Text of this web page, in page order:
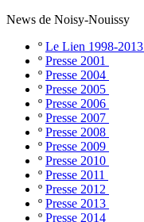
News de Noisy-Nouissy
º Le Lien 1998-2013
º Presse 2001
º Presse 2004
º Presse 2005
º Presse 2006
º Presse 2007
º Presse 2008
º Presse 2009
º Presse 2010
º Presse 2011
º Presse 2012
º Presse 2013
º Presse 2014